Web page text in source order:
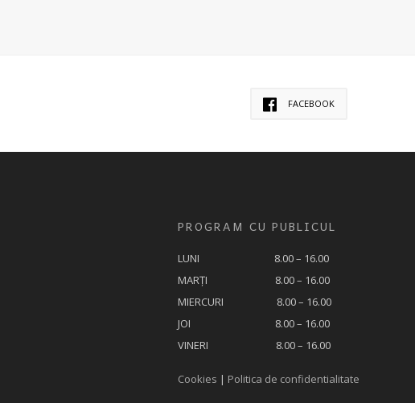
FACEBOOK
PROGRAM CU PUBLICUL
LUNI 8.00 – 16.00
MARȚI 8.00 – 16.00
MIERCURI 8.00 – 16.00
JOI 8.00 – 16.00
VINERI 8.00 – 16.00
Cookies | Politica de confidentialitate